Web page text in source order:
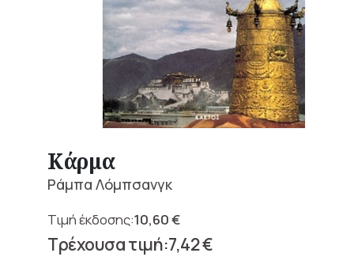
Κάρμα
Ράμπα Λόμπσανγκ
10,60€
Original
price 7,42€